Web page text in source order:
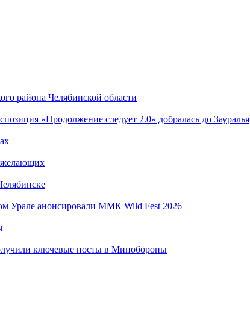
района Челябинской области
«Продолжение следует 2.0» добралась до Зауралья
желающих
Урале анонсировали ММК Wild Fest 2026
ключевые посты в Минобороны